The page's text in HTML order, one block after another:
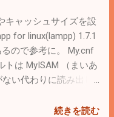
を設定するか悩む
独自ドメインのアド
アカウントはカレン
ようにした。 カレン
には、 設定→メール/連
ーを追加を選択。 限
キャッシュサイズを設
for linux(lampp) 1.7.1
ので参考に。 My.cnf
トは MyISAM （まいあ
い代わりに読み出し
クセスが発生するため
続きを読む